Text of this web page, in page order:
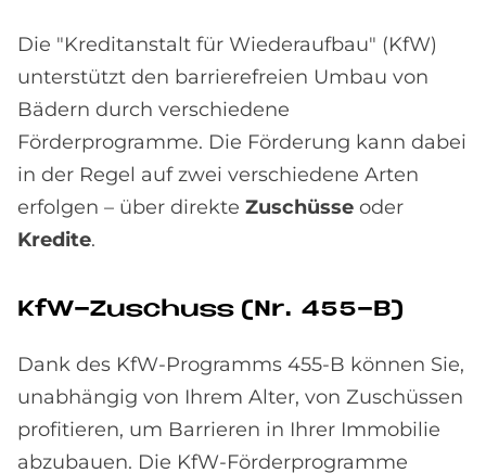
Die "Kreditanstalt für Wiederaufbau" (KfW)
unterstützt den barrierefreien Umbau von
Bädern durch verschiedene
Förderprogramme. Die Förderung kann dabei
in der Regel auf zwei verschiedene Arten
erfolgen – über direkte Zuschüsse oder
Kredite.
KfW-Zu­schuss (Nr. 455-B)
Dank des KfW-Programms 455-B können Sie,
unabhängig von Ihrem Alter, von Zuschüssen
profitieren, um Barrieren in Ihrer Immobilie
abzubauen. Die KfW-Förderprogramme